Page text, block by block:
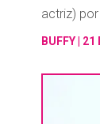
actriz)
BUFFY 21